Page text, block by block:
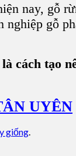
nay, gỗ
gỗ
cách tạo
UYÊN
giống.